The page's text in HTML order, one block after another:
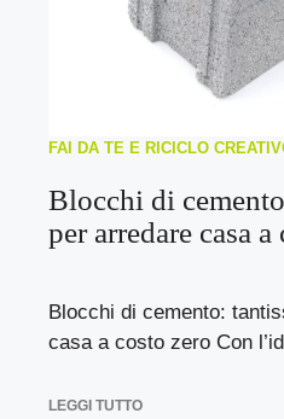
FAI DA TE E RICICLO
Blocchi di
per arredare casa a
Blocchi di cemento:
casa a costo zero Con
LEGGI TUTTO